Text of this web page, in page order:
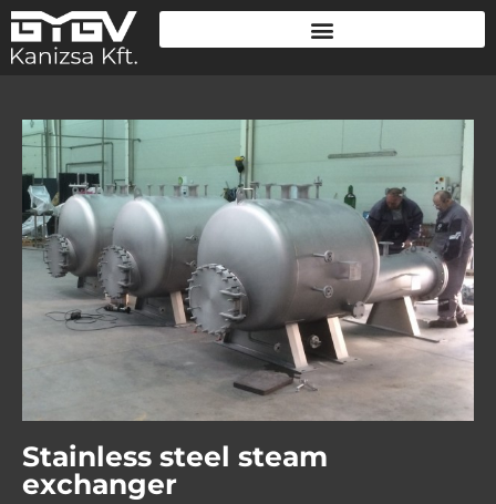
Stainless steel steam
exchanger